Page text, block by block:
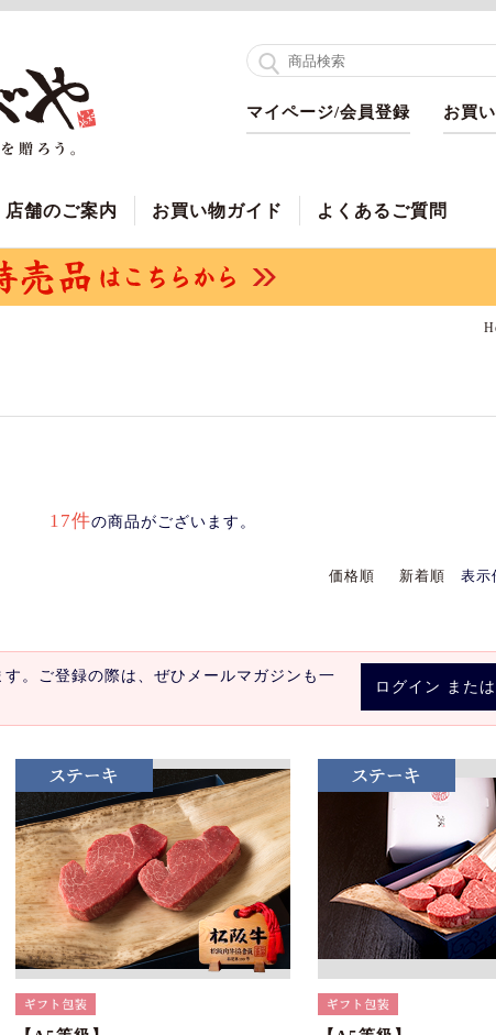
マイページ/会員登録 お買
店舗のご案内 お買い物ガイド よくあるご質問
17件の商品がございます。
価格順 新着順 表示
ログイン または
。ご登録の際は、ぜひメールマガジンも一